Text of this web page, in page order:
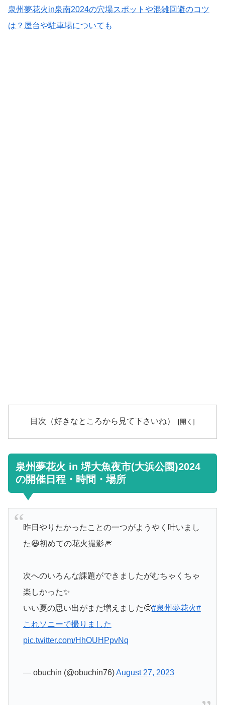
泉州夢花火in泉南2024の穴場スポットや混雑回避のコツ
は？屋台や駐車場についても
目次（好きなところから見て下さいね）
泉州夢花火 in 堺大魚夜市(大浜公園)2024
の開催日程・時間・場所
昨日やりたかったことの一つがようやく叶いまし
た😆初めての花火撮影🎆
次へのいろんな課題ができましたがむちゃくちゃ
楽しかった✨
いい夏の思い出がまた増えました🤩#泉州夢花火#
これソニーで撮りました
pic.twitter.com/HhOUHPpvNq
— obuchin (@obuchin76)August 27, 2023